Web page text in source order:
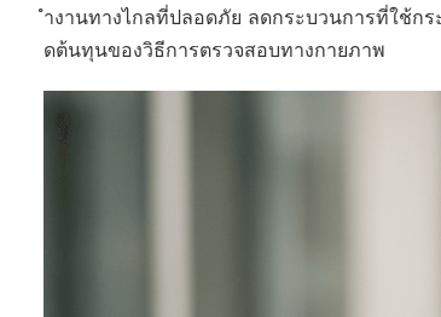
ำงานทางไกลที่ปลอดภัย ลดกระบวนการที่ใช้ก
ดต้นทุนของวิธีการตรวจสอบทางกายภาพ